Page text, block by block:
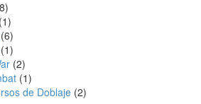
(1)
(6)
(1)
(2)
(1)
de Doblaje (2)